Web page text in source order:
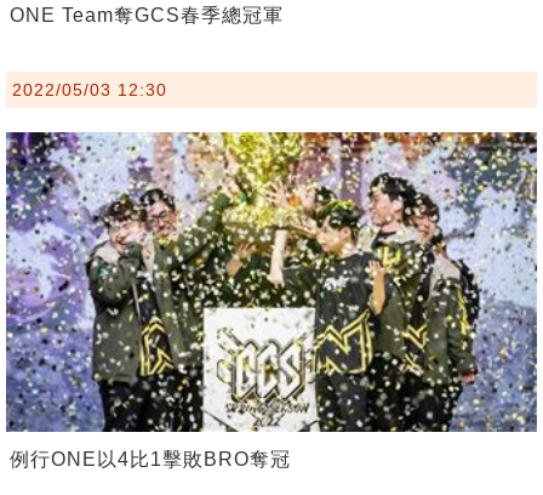
ONE Team奪GCS春季總冠軍
2022/05/03 12:30
例行ONE以4比1擊敗BRO奪冠